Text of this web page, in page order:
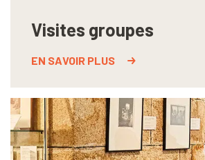
Visites groupes
EN SAVOIR PLUS